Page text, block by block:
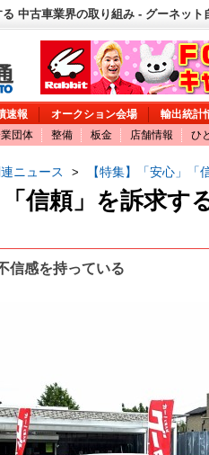
る 中古車業界の取り組み - グーネット
速報 オークション会場
輸出統計
団体 整備 板金 店舗情報 ひ
ニュース > 【特集】「安心」
「信頼」を訴求す
信感を持っている